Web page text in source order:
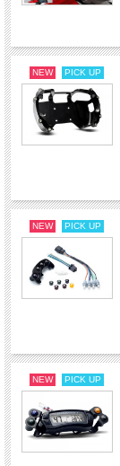
NEW PICK UP
NEW PICK UP
NEW PICK UP